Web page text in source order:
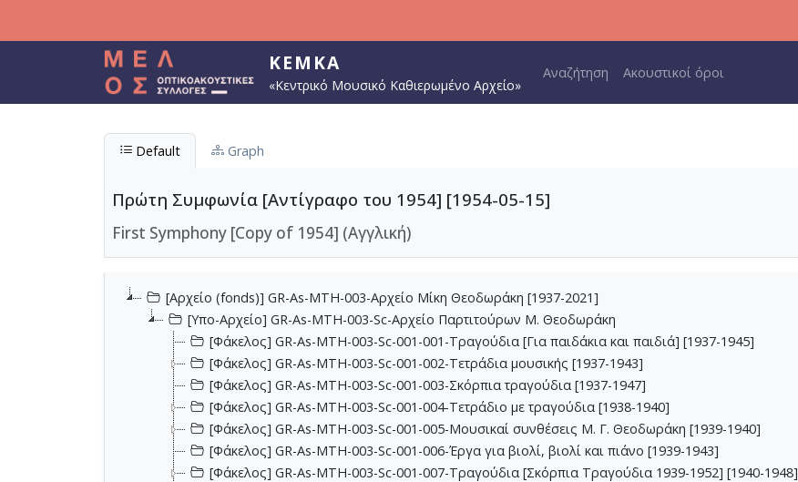
ΚΕΜΚΑ
«Κεντρικό Μουσικό Καθιερωμένο Αρχείο»
Main navigation
Αναζήτηση Ακουστικοί όροι
Default Graph
Πρώτη Συμφωνία [Αντίγραφο του 1954] [1954-05-15]
First Symphony [Copy of 1954] (Αγγλική)
[Αρχείο (fonds)] GR-As-MTH-003-Αρχείο Μίκη Θεοδωράκη [1937-2021]
[Υπο-Αρχείο] GR-As-MTH-003-Sc-Αρχείο Παρτιτούρων Μ. Θεοδωράκη
[Φάκελος] GR-As-MTH-003-Sc-001-001-Τραγούδια [Για παιδάκια και παιδιά] [1937-1945]
[Φάκελος] GR-As-MTH-003-Sc-001-002-Τετράδια μουσικής [1937-1943]
[Φάκελος] GR-As-MTH-003-Sc-001-003-Σκόρπια τραγούδια [1937-1947]
[Φάκελος] GR-As-MTH-003-Sc-001-004-Τετράδιο με τραγούδια [1938-1940]
[Φάκελος] GR-As-MTH-003-Sc-001-005-Μουσικαί συνθέσεις Μ. Γ. Θεοδωράκη [1939-1940]
[Φάκελος] GR-As-MTH-003-Sc-001-006-Έργα για βιολί, βιoλί και πιάνο [1939-1943]
[Φάκελος] GR-As-MTH-003-Sc-001-007-Τραγούδια [Σκόρπια Τραγούδια 1939-1952] [1940-1948]